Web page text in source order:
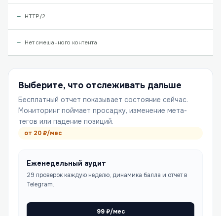
HTTP/2
Нет смешанного контента
Выберите, что отслеживать дальше
Бесплатный отчет показывает состояние сейчас.
Мониторинг поймает просадку, изменение мета-
тегов или падение позиций.
от 20₽/мес
Еженедельный аудит
29 проверок каждую неделю, динамика балла и отчет в
Telegram.
99₽/мес